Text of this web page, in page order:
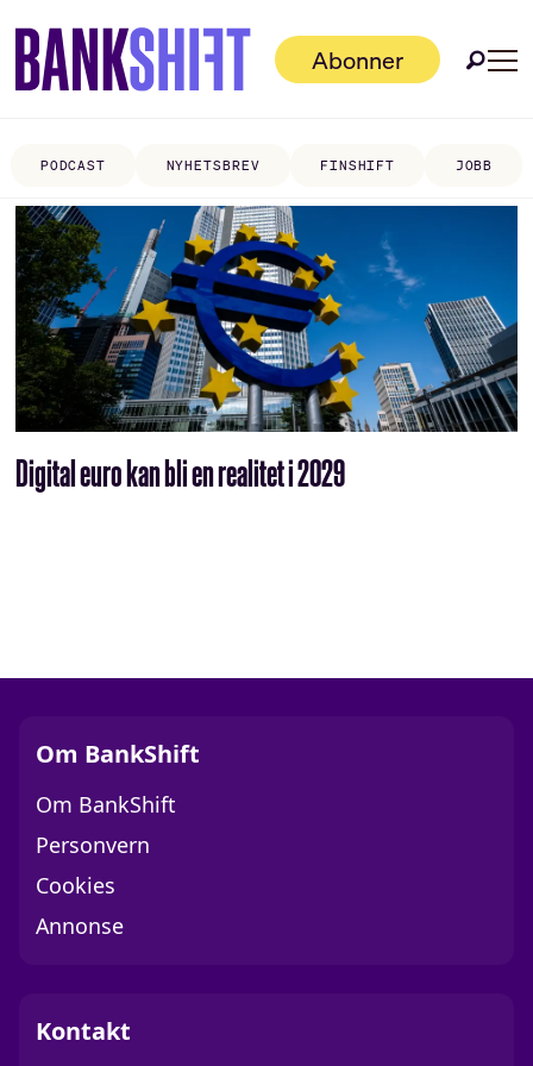
Abonner
PODCAST NYHETSBREV FINSHIFT JOBB
Tag:
2029
Digital euro kan bli en realitet i 2029
Om BankShift
Om BankShift
Personvern
Cookies
Annonse
Kontakt